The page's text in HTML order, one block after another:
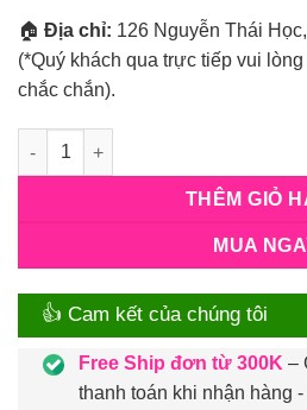
🏠 Địa chỉ: 126 Nguyễn Thái
(*Quý khách qua trực tiếp vui
chắc chắn).
Số lượng
THÊM GIỎ
MUA
👍 Cam kết của chúng tôi
Free Ship đơn từ 300K –
thanh toán khi nhận hàng -